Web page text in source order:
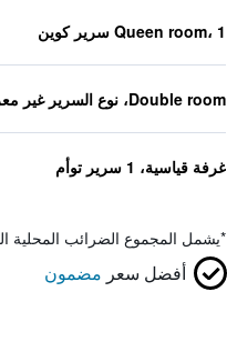
Queen room، 1 سرير كوين
Double room، نوع السرير غير معروف
غرفة قياسية، 1 سرير توأم
*يشمل المجموع الضرائب المحلية
أفضل سعر مضمون